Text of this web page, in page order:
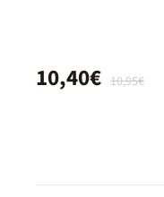
10,95€
10,40€